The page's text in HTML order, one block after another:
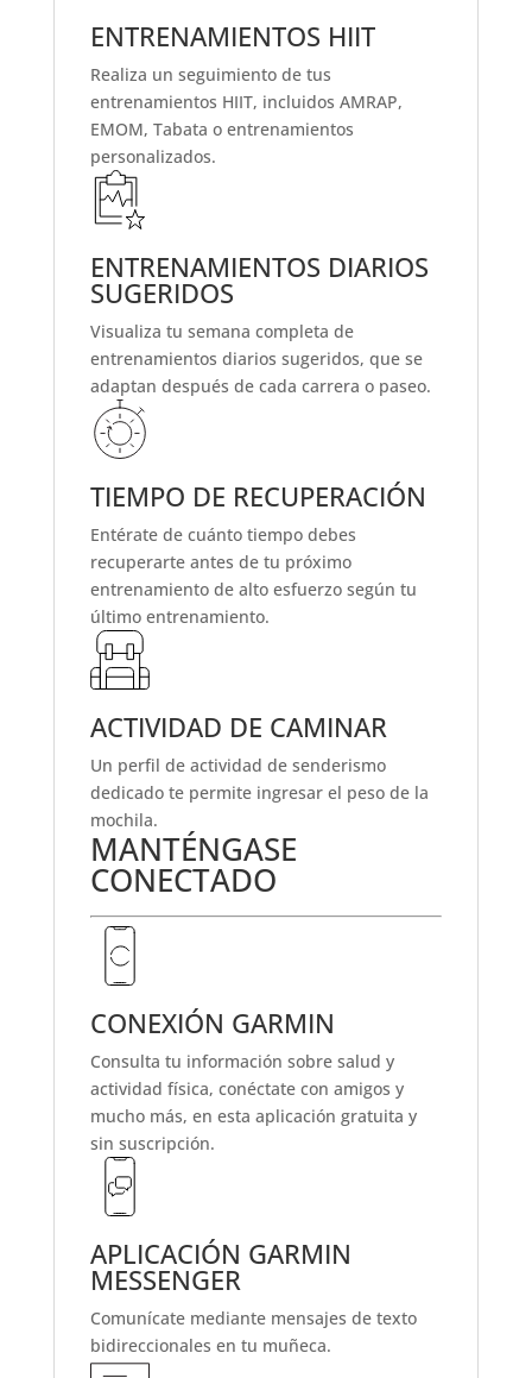
ENTRENAMIENTOS HIIT
Realiza un seguimiento de tus
entrenamientos HIIT, incluidos AMRAP,
EMOM, Tabata o entrenamientos
personalizados.
ENTRENAMIENTOS DIARIOS
SUGERIDOS
Visualiza tu semana completa de
entrenamientos diarios sugeridos, que se
adaptan después de cada carrera o paseo.
TIEMPO DE RECUPERACIÓN
Entérate de cuánto tiempo debes
recuperarte antes de tu próximo
entrenamiento de alto esfuerzo según tu
último entrenamiento.
ACTIVIDAD DE CAMINAR
Un perfil de actividad de senderismo
dedicado te permite ingresar el peso de la
mochila.
MANTÉNGASE
CONECTADO
CONEXIÓN GARMIN
Consulta tu información sobre salud y
actividad física, conéctate con amigos y
mucho más, en esta aplicación gratuita y
sin suscripción.
APLICACIÓN GARMIN
MESSENGER
Comunícate mediante mensajes de texto
bidireccionales en tu muñeca.